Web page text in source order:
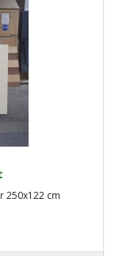
250x122 cm